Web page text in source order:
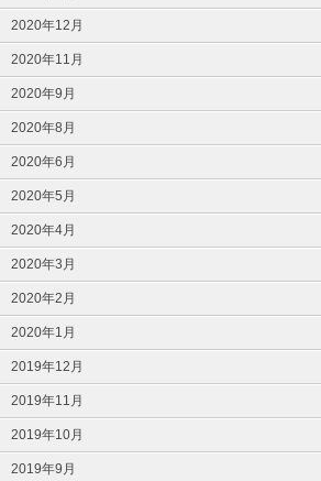
2020年12月
2020年11月
2020年9月
2020年8月
2020年6月
2020年5月
2020年4月
2020年3月
2020年2月
2020年1月
2019年12月
2019年11月
2019年10月
2019年9月